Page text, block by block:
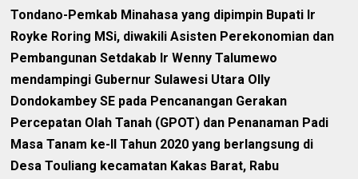
Tondano-Pemkab Minahasa yang dipimpin Bupati Ir
Royke Roring MSi, diwakili Asisten Perekonomian dan
Pembangunan Setdakab Ir Wenny Talumewo
mendampingi Gubernur Sulawesi Utara Olly
Dondokambey SE pada Pencanangan Gerakan
Percepatan Olah Tanah (GPOT) dan Penanaman Padi
Masa Tanam ke-II Tahun 2020 yang berlangsung di
Desa Touliang kecamatan Kakas Barat, Rabu